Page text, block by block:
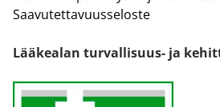
Saavutettavuusseloste
Lääkealan turvallisuus- ja